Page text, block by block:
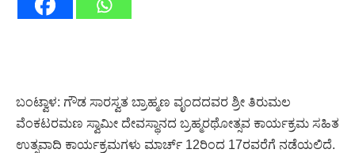
ಬಂಟ್ವಾಳ: ಗೌಡ ಸಾರಸ್ವತ ಬ್ರಾಹ್ಮಣ ವೃಂದದವರ ಶ್ರೀ ತಿರುಮಲ
ವೆಂಕಟರಮಣ ಸ್ವಾಮೀ ದೇವಸ್ಥಾನದ ಬ್ರಹ್ಮರಥೋತ್ಸವ ಕಾರ್ಯಕ್ರಮ ಸಹಿತ
ಉತ್ಸವಾದಿ ಕಾರ್ಯಕ್ರಮಗಳು ಮಾರ್ಚ್ 12ರಿಂದ 17ರವರೆಗೆ ನಡೆಯಲಿದೆ.